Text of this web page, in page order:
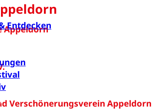
Entdecken
Appeldorn
Verschönerungsverein Appeldorn